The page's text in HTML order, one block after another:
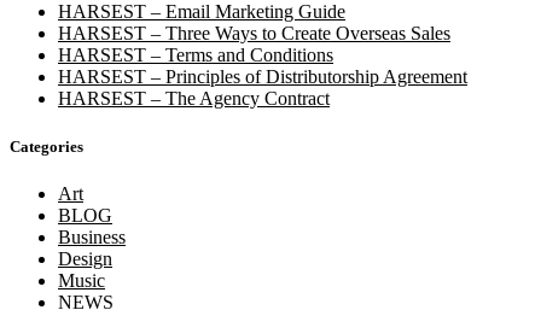
HARSEST – Email Marketing Guide
HARSEST – Three Ways to Create Overseas Sales
HARSEST – Terms and Conditions
HARSEST – Principles of Distributorship Agreement
HARSEST – The Agency Contract
Categories
Art
BLOG
Business
Design
Music
NEWS